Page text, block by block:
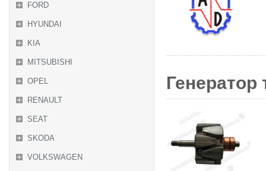
FORD
HYUNDAI
KIA
MITSUBISHI
OPEL
RENAULT
SEAT
SKODA
VOLKSWAGEN
Генератор